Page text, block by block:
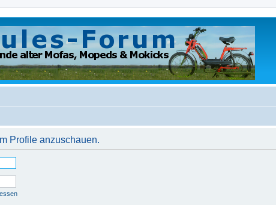
Profile anzuschauen.